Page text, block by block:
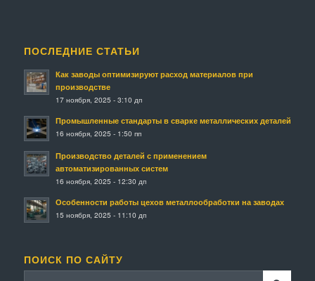
ПОСЛЕДНИЕ СТАТЬИ
Как заводы оптимизируют расход материалов при
производстве
17 ноября, 2025 - 3:10 дп
Промышленные стандарты в сварке металлических деталей
16 ноября, 2025 - 1:50 пп
Производство деталей с применением
автоматизированных систем
16 ноября, 2025 - 12:30 дп
Особенности работы цехов металлообработки на заводах
15 ноября, 2025 - 11:10 дп
ПОИСК ПО САЙТУ